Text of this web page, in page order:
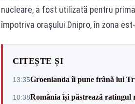
nucleare, a fost utilizată pentru
împotriva oraşului Dnipro, în zona
CITEȘTE ȘI
13:35Groenlanda îi pune frână lui
10:38România își păstrează ratingul